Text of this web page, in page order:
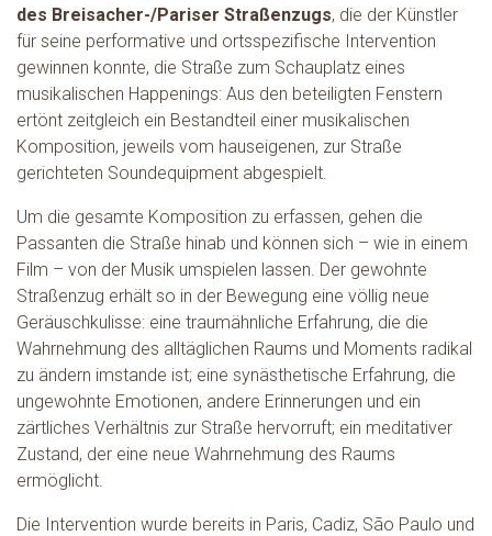
des Breisacher-/Pariser Straßenzugs, die der Künstler
für seine performative und ortsspezifische Intervention
gewinnen konnte, die Straße zum Schauplatz eines
musikalischen Happenings: Aus den beteiligten Fenstern
ertönt zeitgleich ein Bestandteil einer musikalischen
Komposition, jeweils vom hauseigenen, zur Straße
gerichteten Soundequipment abgespielt.
Um die gesamte Komposition zu erfassen, gehen die
Passanten die Straße hinab und können sich – wie in einem
Film – von der Musik umspielen lassen. Der gewohnte
Straßenzug erhält so in der Bewegung eine völlig neue
Geräuschkulisse: eine traumähnliche Erfahrung, die die
Wahrnehmung des alltäglichen Raums und Moments radikal
zu ändern imstande ist; eine synästhetische Erfahrung, die
ungewohnte Emotionen, andere Erinnerungen und ein
zärtliches Verhältnis zur Straße hervorruft; ein meditativer
Zustand, der eine neue Wahrnehmung des Raums
ermöglicht.
Die Intervention wurde bereits in Paris, Cadiz, São Paulo und